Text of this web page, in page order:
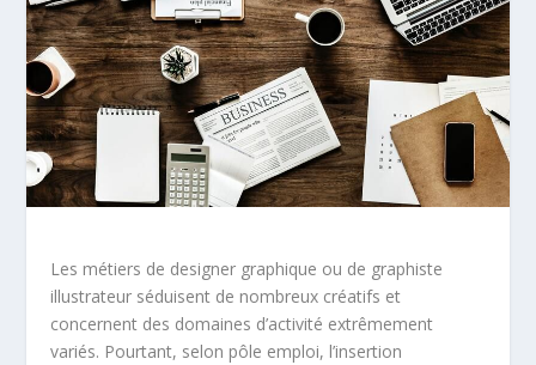
Les métiers de designer graphique ou de graphiste
illustrateur séduisent de nombreux créatifs et
concernent des domaines d’activité extrêmement
variés. Pourtant, selon pôle emploi, l’insertion